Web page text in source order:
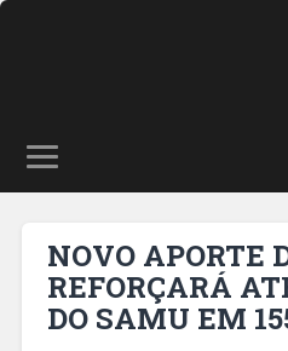
NOVO APORTE
REFORÇARÁ
DO SAMU EM